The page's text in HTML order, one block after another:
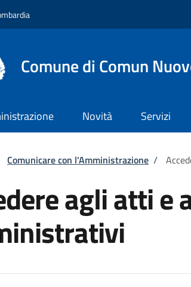
Comune di Comun
Novità Servizi
di pane
Comunicare con l'Amministrazione /
agli atti e